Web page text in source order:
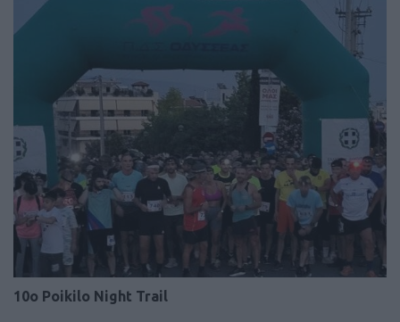
10o Poikilo Night Trail